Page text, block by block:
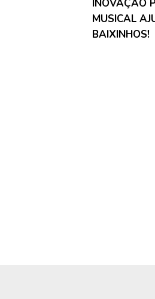
INOVAÇÃO
MUSICAL
BAIXINHOS!